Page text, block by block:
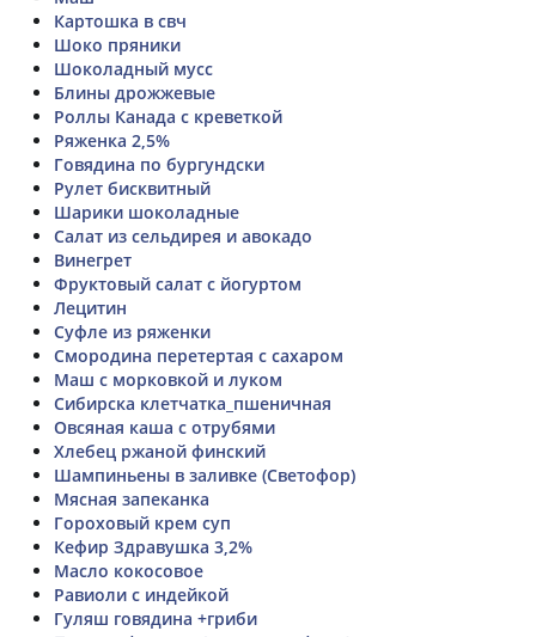
Картошка в свч
Шоко пряники
Шоколадный мусс
Блины дрожжевые
Роллы Канада с креветкой
Ряженка 2,5%
Говядина по бургундски
Рулет бисквитный
Шарики шоколадные
Салат из сельдирея и авокадо
Винегрет
Фруктовый салат с йогуртом
Лецитин
Суфле из ряженки
Смородина перетертая с сахаром
Маш с морковкой и луком
Сибирска клетчатка_пшеничная
Овсяная каша с отрубями
Хлебец ржаной финский
Шампиньены в заливке (Светофор)
Мясная запеканка
Гороховый крем суп
Кефир Здравушка 3,2%
Масло кокосовое
Равиоли с индейкой
Гуляш говядина +гриби